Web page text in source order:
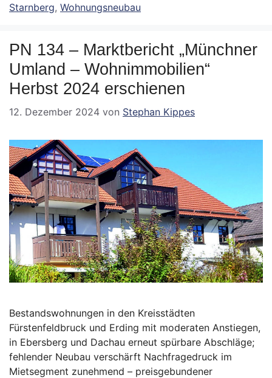
Starnberg, Wohnungsneubau
PN 134 – Marktbericht „Münchner
Umland – Wohnimmobilien“
Herbst 2024 erschienen
12. Dezember 2024 von Stephan Kippes
Bestandswohnungen in den Kreisstädten
Fürstenfeldbruck und Erding mit moderaten Anstiegen,
in Ebersberg und Dachau erneut spürbare Abschläge;
fehlender Neubau verschärft Nachfragedruck im
Mietsegment zunehmend – preisgebundener